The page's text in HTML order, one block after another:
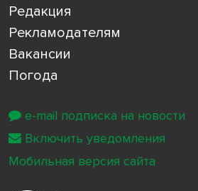
Редакция
Рекламодателям
Вакансии
Погода
e-mail подписка на новости
Включить уведомления
Мобильная версия сайта